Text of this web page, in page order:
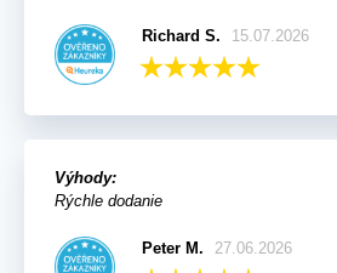
Richard S. 15.07.2026
Výhody:
Rýchle dodanie
Peter M. 27.06.2026